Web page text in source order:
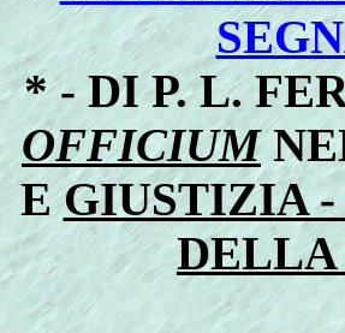
* - DI P. L.
OFFICIUM
EGIUSTIZIA -